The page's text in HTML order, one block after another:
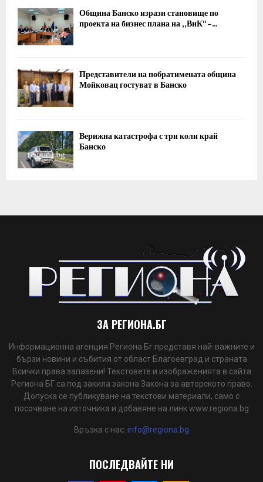
Община Банско изрази становище по
проекта на бизнес плана на „ВиК“ –...
Представители на побратимената община
Мойковац гостуват в Банско
Верижна катастрофа с три коли край
Банско
ЗА РЕГИОНА.БГ
Информационна агенция Региона Бг представя най-важните и
бързи новини и събития от област Благоевград и страната
Всички права запазени! Текстовете и изображенията в сайта
Региона БГ са под закила закона Закона за авторското право.
Допуска се публикуване на текстови материали, само с
посочване на източника и добавяне на линк www.regiona.bg
Връзка с нас: info@regiona.bg
ПОСЛЕДВАЙТЕ НИ